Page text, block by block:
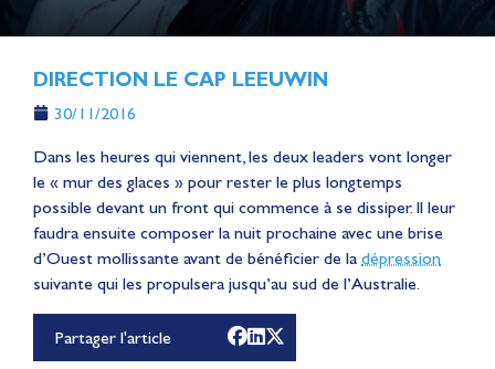
DIRECTION LE CAP LEEUWIN
30/11/2016
Dans les heures qui viennent, les deux leaders vont longer
le « mur des glaces » pour rester le plus longtemps
possible devant un front qui commence à se dissiper. Il leur
faudra ensuite composer la nuit prochaine avec une brise
d’Ouest mollissante avant de bénéficier de la dépression
suivante qui les propulsera jusqu’au sud de l’Australie.
Partager l'article
Lauriane Nolot en or à
Long Beach, sur le plan
d'eau des Jeux
Olympiques 2028